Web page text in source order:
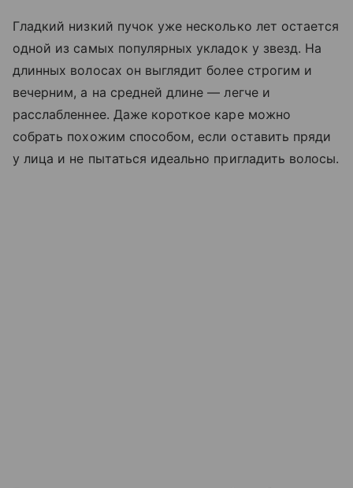
Гладкий низкий пучок уже несколько лет остается
одной из самых популярных укладок у звезд. На
длинных волосах он выглядит более строгим и
вечерним, а на средней длине — легче и
расслабленнее. Даже короткое каре можно
собрать похожим способом, если оставить пряди
у лица и не пытаться идеально пригладить волосы.